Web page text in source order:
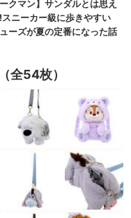
全54枚）